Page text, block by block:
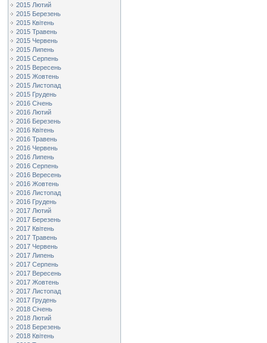
2015 Лютий
2015 Березень
2015 Квітень
2015 Травень
2015 Червень
2015 Липень
2015 Серпень
2015 Вересень
2015 Жовтень
2015 Листопад
2015 Грудень
2016 Січень
2016 Лютий
2016 Березень
2016 Квітень
2016 Травень
2016 Червень
2016 Липень
2016 Серпень
2016 Вересень
2016 Жовтень
2016 Листопад
2016 Грудень
2017 Лютий
2017 Березень
2017 Квітень
2017 Травень
2017 Червень
2017 Липень
2017 Серпень
2017 Вересень
2017 Жовтень
2017 Листопад
2017 Грудень
2018 Січень
2018 Лютий
2018 Березень
2018 Квітень